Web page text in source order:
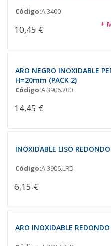
Código:A 3400
10,45 € +
ARO NEGRO INOXIDABLE
H=20mm (PACK 2)
Código:A 3906.200
14,45 €
INOXIDABLE LISO
Código:A 3906.LRD
6,15 €
ARO INOXIDABLE